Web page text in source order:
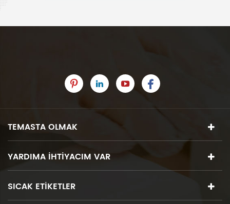
TEMASTA OLMAK
YARDIMA IHTIYACIM VAR
SICAK ETIKETLER